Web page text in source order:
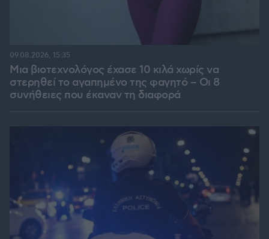
Μια βιοτεχνολόγος έχασε 10 κιλά χωρίς να
στερηθεί το αγαπημένο της φαγητό – Οι 8
συνήθειες που έκαναν τη διαφορά
09.08.2026, 15:35